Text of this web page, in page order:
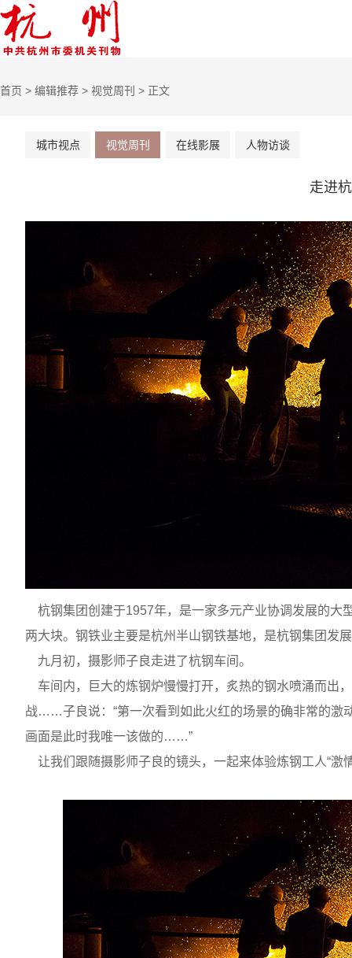
首页 > 编辑推荐 > 视觉周刊 > 正文
城市视点 视觉周刊 在线影展 人物访谈
走进
杭钢集团创建于1957年，是一家多元产业协调发展的大
两大块。钢铁业主要是杭州半山钢铁基地，是杭钢集团发
九月初，摄影师子良走进了杭钢车间。
车间内，巨大的炼钢炉慢慢打开，炙热的钢水喷涌而出
战……子良说：“第一次看到如此火红的场景的确非常的激
画面是此时我唯一该做的……”
让我们跟随摄影师子良的镜头，一起来体验炼钢工人“激